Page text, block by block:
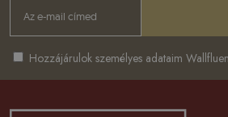
Hozzájárulok személyes adataim